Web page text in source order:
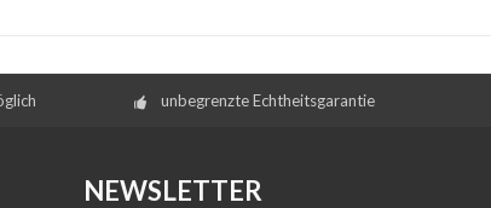
unbegrenzte Echtheitsgarantie
NEWSLETTER